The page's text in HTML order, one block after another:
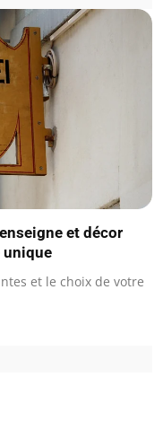
et décor
unique
et le choix de votre